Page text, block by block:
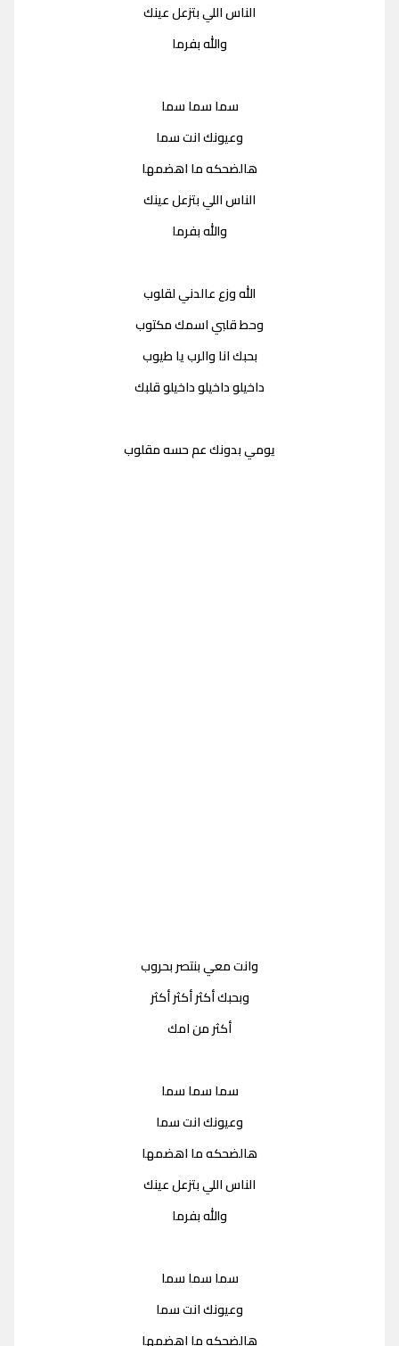
الناس اللي بتزعل عينك
والله بفرما
سما سما سما
وعيونك انت سما
هالضحكه ما اهضمها
الناس اللي بتزعل عينك
والله بفرما
الله وزع عالدني لقلوب
وحط قلبي اسمك مكتوب
بحبك انا والرب يا طيوب
داخيلو داخيلو داخيلو قلبك
يومي بدونك عم حسه مقلوب
وانت معي بنتصر بحروب
وبحبك أكثر أكثر أكثر
أكثر من امك
سما سما سما
وعيونك انت سما
هالضحكه ما اهضمها
الناس اللي بتزعل عينك
والله بفرما
سما سما سما
وعيونك انت سما
هالضحكه ما اهضمها